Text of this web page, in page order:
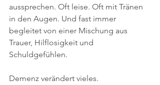
aussprechen. Oft leise. Oft mit Tränen
in den Augen. Und fast immer
begleitet von einer Mischung aus
Trauer, Hilflosigkeit und
Schuldgefühlen.
Demenz verändert vieles.